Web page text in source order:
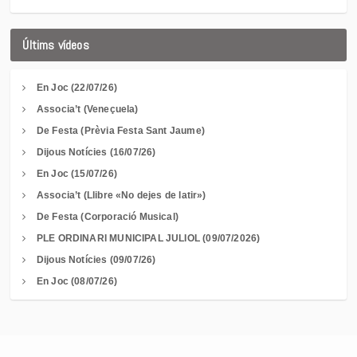
Últims vídeos
En Joc (22/07/26)
Associa’t (Veneçuela)
De Festa (Prèvia Festa Sant Jaume)
Dijous Notícies (16/07/26)
En Joc (15/07/26)
Associa’t (Llibre «No dejes de latir»)
De Festa (Corporació Musical)
PLE ORDINARI MUNICIPAL JULIOL (09/07/2026)
Dijous Notícies (09/07/26)
En Joc (08/07/26)